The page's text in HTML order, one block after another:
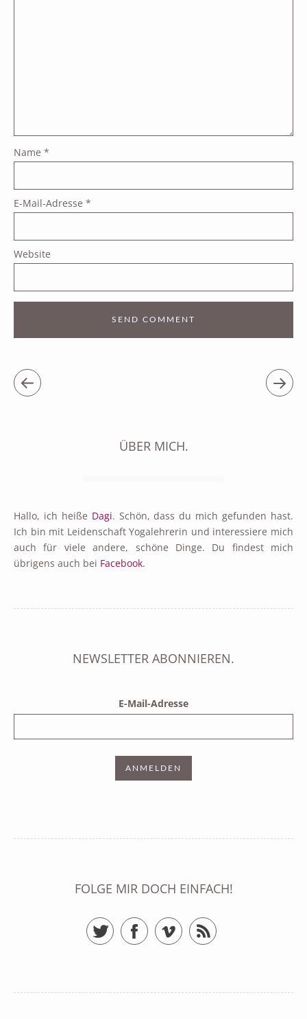
Name *
E-Mail-Adresse *
Website
ÜBER MICH.
Hallo, ich heiße Dagi. Schön, dass du mich gefunden hast.
Ich bin mit Leidenschaft Yogalehrerin und interessiere mich
auch für viele andere, schöne Dinge. Du findest mich
übrigens auch bei Facebook.
NEWSLETTER ABONNIEREN.
E-Mail-Adresse
FOLGE MIR DOCH EINFACH!
TwitterFacebookVimeo RSS Feed